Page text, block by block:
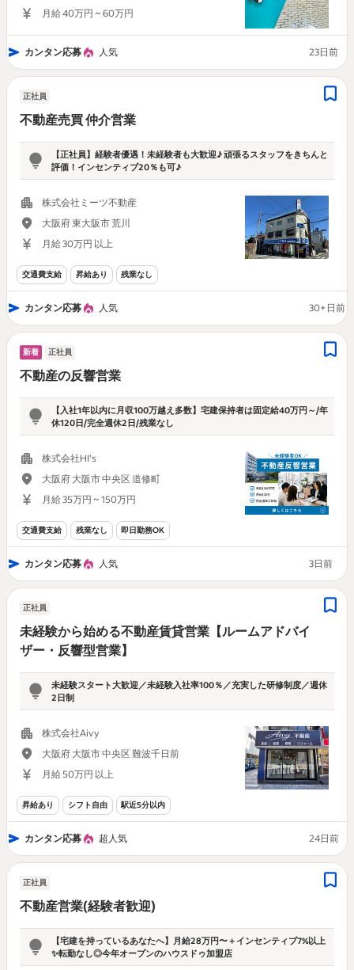
月給 40万円 ~ 60万円
カンタン応募 人気 23日前
正社員
不動産売買 仲介営業
【正社員】経験者優遇！未経験者も大歓迎♪ 頑張るスタッフをきちんと
評価！インセンティブ20％も可♪
株式会社ミーツ不動産
大阪府 東大阪市 荒川
月給 30万円 以上
交通費支給 昇給あり 残業なし
カンタン応募 人気 30+日前
新着 正社員
不動産の反響営業
【入社1年以内に月収100万越え多数】宅建保持者は固定給40万円～/年
休120日/完全週休2日/残業なし
株式会社HI’s
大阪府 大阪市 中央区 道修町
月給 35万円 ~ 150万円
交通費支給 残業なし 即日勤務OK
カンタン応募 人気 3日前
正社員
未経験から始める不動産賃貸営業【ルームアドバイ
ザー・反響型営業】
未経験スタート大歓迎／未経験入社率100％／充実した研修制度／週休
2日制
株式会社Aivy
大阪府 大阪市 中央区 難波千日前
月給 50万円 以上
昇給あり シフト自由 駅近5分以内
カンタン応募 超人気 24日前
正社員
不動産営業(経験者歓迎)
【宅建を持っているあなたへ】月給28万円〜＋インセンティブ7%以上
✨転勤なし◎今年オープンのハウスドゥ加盟店